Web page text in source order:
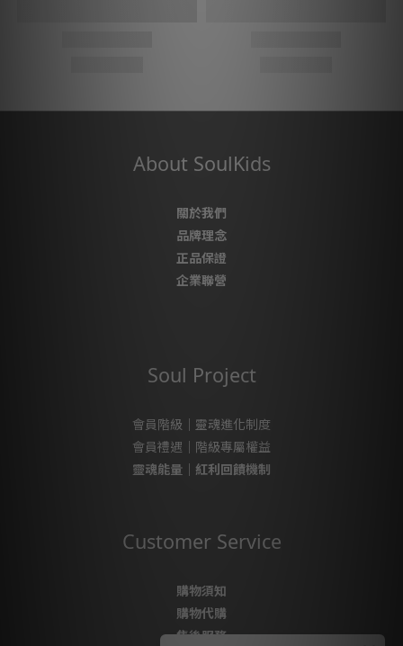
About SoulKids
關於我們
品牌理念
正品保證
企業聯營
Soul Project
會員階級｜靈魂進化制度
會員禮遇｜階級專屬權益
靈魂能量｜紅利回饋機制
Customer Service
購物須知
購物代購
售後服務